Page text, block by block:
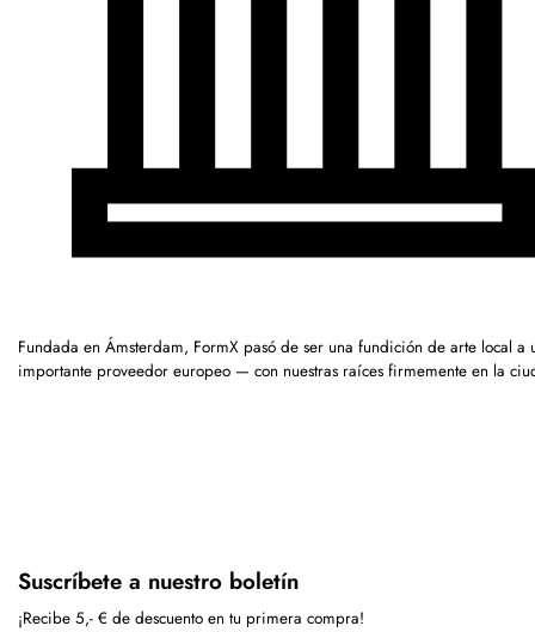
Fundada en Ámsterdam, FormX pasó de ser una fundición de arte local a
importante proveedor europeo — con nuestras raíces firmemente en la
Suscríbete a nuestro boletín
¡Recibe 5,- € de descuento en tu primera compra!